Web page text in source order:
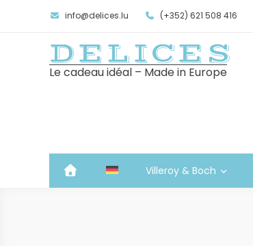
info@delices.lu (+352) 621 508 416
DELICES
Le cadeau idéal – Made in Europe
Villeroy & Boch